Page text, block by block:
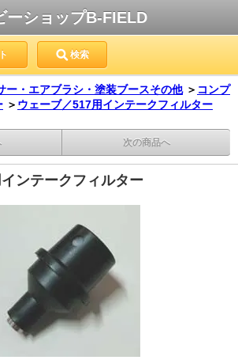
ーショップB-FIELD
検索
ー・エアブラシ・塗装ブースその他 ＞ コンプ
＞ ウェーブ／517用インテークフィルター
次の商品へ
ンテークフィルター